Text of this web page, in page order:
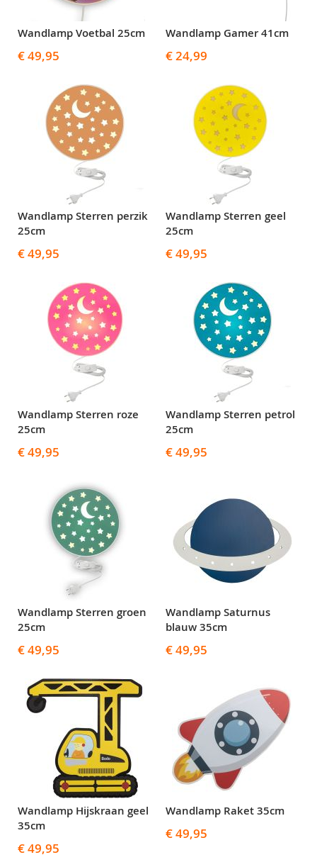
Wandlamp Voetbal 25cm
€ 49,95
Wandlamp Gamer 41cm
€ 24,99
Wandlamp Sterren perzik
25cm
€ 49,95
Wandlamp Sterren geel
25cm
€ 49,95
Wandlamp Sterren roze
25cm
€ 49,95
Wandlamp Sterren petrol
25cm
€ 49,95
Wandlamp Sterren groen
25cm
€ 49,95
Wandlamp Saturnus
blauw 35cm
€ 49,95
Wandlamp Hijskraan geel
35cm
€ 49,95
Wandlamp Raket 35cm
€ 49,95